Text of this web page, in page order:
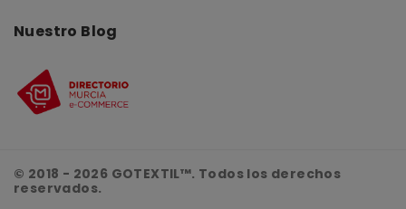
Nuestro Blog
© 2018 - 2026 GOTEXTIL™. Todos los derechos
reservados.